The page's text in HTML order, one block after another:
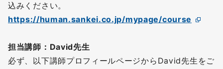
込みください。
https://human.sankei.co.jp/mypage/course
担当講師：David先生
必ず、以下講師プロフィールページからDavid先生をご